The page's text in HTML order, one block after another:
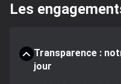
Les
Transparence :
jour